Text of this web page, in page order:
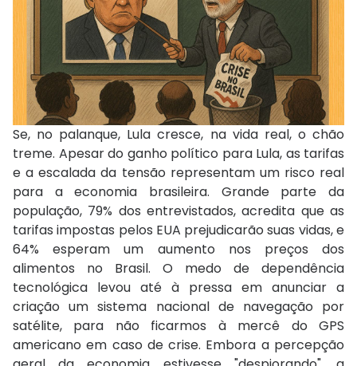
Se, no palanque, Lula cresce, na vida real, o chão
treme. Apesar do ganho político para Lula, as tarifas
e a escalada da tensão representam um risco real
para a economia brasileira. Grande parte da
população, 79% dos entrevistados, acredita que as
tarifas impostas pelos EUA prejudicarão suas vidas, e
64% esperam um aumento nos preços dos
alimentos no Brasil. O medo de dependência
tecnológica levou até à pressa em anunciar a
criação um sistema nacional de navegação por
satélite, para não ficarmos à mercê do GPS
americano em caso de crise. Embora a percepção